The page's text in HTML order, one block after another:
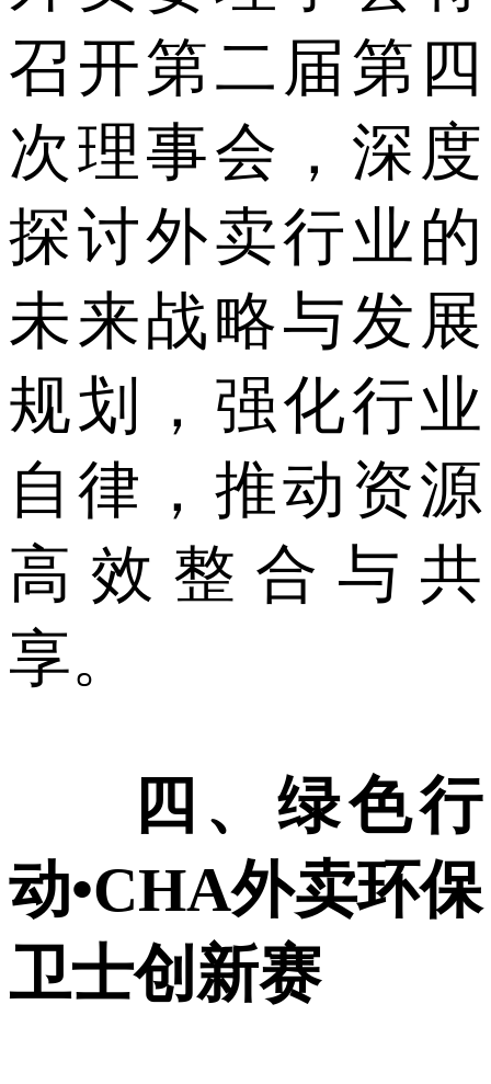
召开第二届第四
次理事会，深度
探讨外卖行业的
未来战略与发展
规划，强化行业
自律，推动资源
高效整合与共
享。
四、绿色行
动•CHA外卖环保
卫士创新赛